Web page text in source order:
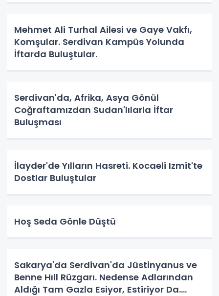
Mehmet Ali Turhal Ailesi ve Gaye Vakfı,
Komşular. Serdivan Kampüs Yolunda
İftarda Buluştular.
Serdivan'da, Afrika, Asya Gönül
Coğraftamızdan Sudan'lılarla İftar
Buluşması
İlayder'de Yılların Hasreti. Kocaeli Izmit'te
Dostlar Buluştular
Hoş Seda Gönle Düştü
Sakarya'da Serdivan'da Jüstinyanus ve
Benne Hıll Rüzgarı. Nedense Adlarından
Aldığı Tam Gazla Esiyor, Estiriyor Da.